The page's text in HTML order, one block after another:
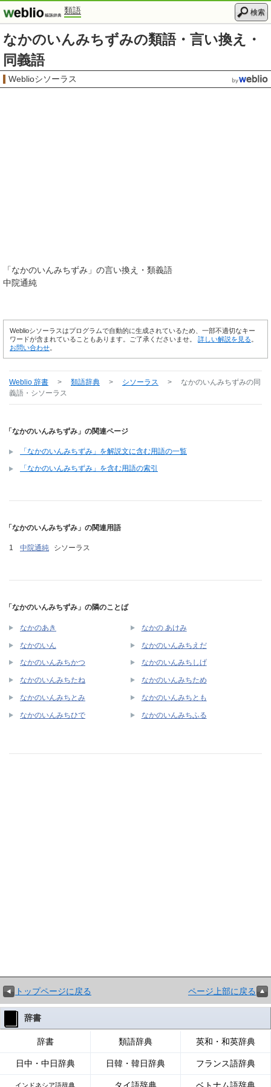
類語 検索
なかのいんみちずみの類語・言い換え・
同義語
Weblioシソーラス
「なかのいんみちずみ 」の言い換え・類義語
中院通純
Weblioシソーラスはプログラムで自動的に生成されているため、一部不適切なキー
ワードが含まれていることもあります。ご了承くださいませ。 詳しい解説を見る
お問い合わせ
Weblio 辞書 > 類語辞典 > シソーラス > なかのいんみちずみの同
義語・シソーラス
「なかのいんみちずみ」の関連ページ
「なかのいんみちずみ」を解説文に含む用語の一覧
「なかのいんみちずみ」を含む用語の索引
「なかのいんみちずみ」の関連用語
中院通純 シソーラス
「なかのいんみちずみ」の隣のことば
なかのあき なかの あけみ
なかのいん なかのいんみちえだ
なかのいんみちかつ なかのいんみちしげ
なかのいんみちたね なかのいんみちため
なかのいんみちとみ なかのいんみちとも
なかのいんみちひで なかのいんみちふる
トップページに戻る ページ上部に戻る
辞書
辞書 類語辞典 英和・和英辞典
日中・中日辞典 日韓・韓日辞典 フランス語辞典
インドネシア語辞典